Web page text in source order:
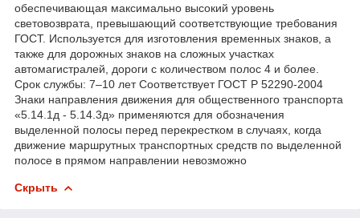
обеспечивающая максимально высокий уровень
световозврата, превышающий соответствующие требования
ГОСТ. Используется для изготовления временных знаков, а
также для дорожных знаков на сложных участках
автомагистралей, дороги с количеством полос 4 и более.
Срок службы: 7–10 лет Соответствует ГОСТ Р 52290-2004
Знаки направления движения для общественного транспорта
«5.14.1д - 5.14.3д» применяются для обозначения
выделенной полосы перед перекрестком в случаях, когда
движение маршрутных транспортных средств по выделенной
полосе в прямом направлении невозможно
Скрыть